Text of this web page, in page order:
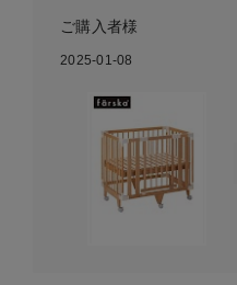
ご購入者様
2025-01-08